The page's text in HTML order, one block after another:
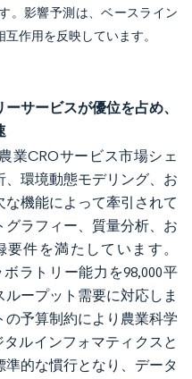
。影響予測は、ベースライン
作用を反映しています。
サービスが優位を占め、
業CROサービス市場シェ
、環境動態モデリング、お
機能によって牽引されて
ラフィー、質量分析、お
件を満たしています。
ボラトリー能力を98,000平
ープット需要に対応しま
の予算制約により農業科学
ルインフォマティクスと
的な慣行となり、データ